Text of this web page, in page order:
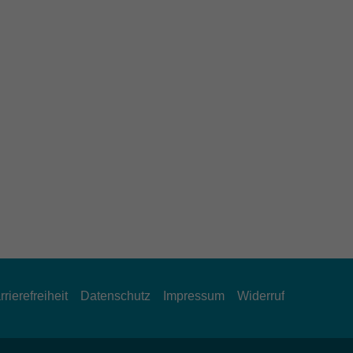
Datenschutz Impressum Widerruf